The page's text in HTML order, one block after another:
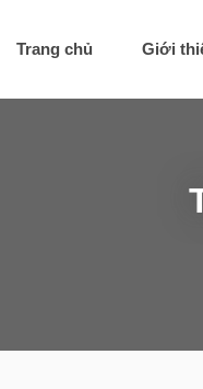
Trang chủ Giới